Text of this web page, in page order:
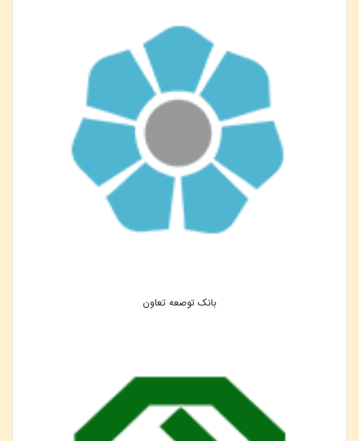
بانک توصعه تعاون